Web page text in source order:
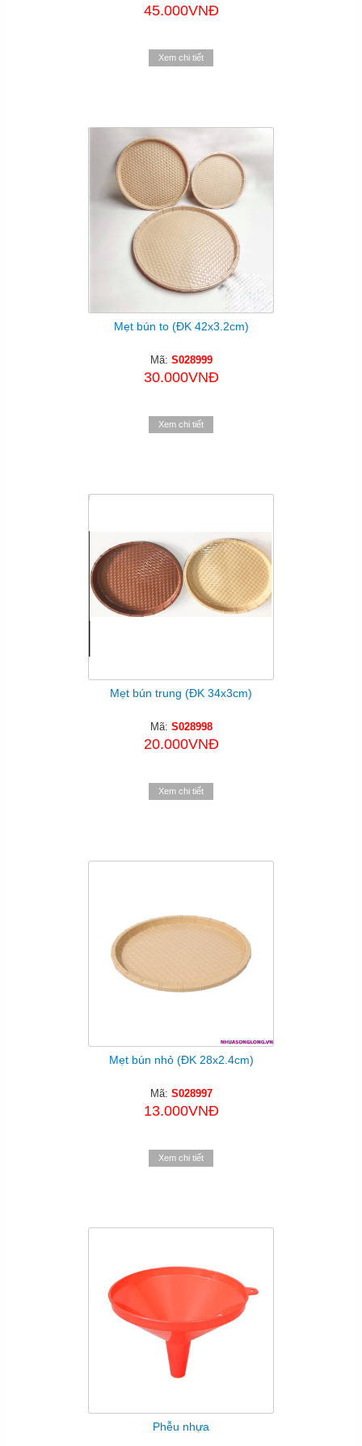
45.000VNĐ
Xem chi tiết
Mẹt bún to (ĐK 42x3.2cm)
Mã: S028999
30.000VNĐ
Xem chi tiết
Mẹt bún trung (ĐK 34x3cm)
Mã: S028998
20.000VNĐ
Xem chi tiết
Mẹt bún nhỏ (ĐK 28x2.4cm)
Mã: S028997
13.000VNĐ
Xem chi tiết
Phễu nhựa